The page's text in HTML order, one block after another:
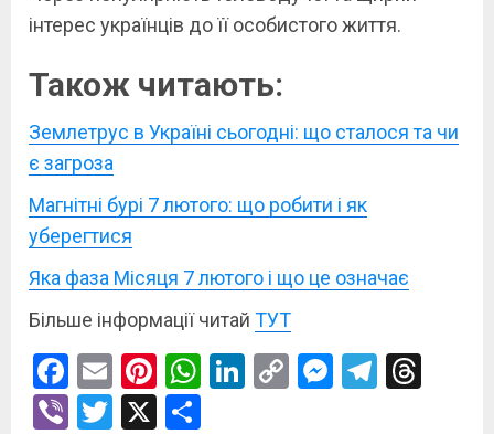
інтерес українців до її особистого життя.
Також читають:
Землетрус в Україні сьогодні: що сталося та чи
є загроза
Магнітні бурі 7 лютого: що робити і як
уберегтися
Яка фаза Місяця 7 лютого і що це означає
Більше інформації читай ТУТ
Facebook
EmailPinterest
WhatsApp
LinkedIn
Copy
ViberTwitter
X